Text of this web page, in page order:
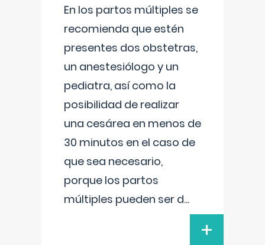
En los partos múltiples se
recomienda que estén
presentes dos obstetras,
un anestesiólogo y un
pediatra, así como la
posibilidad de realizar
una cesárea en menos de
30 minutos en el caso de
que sea necesario,
porque los partos
múltiples pueden ser d...
+